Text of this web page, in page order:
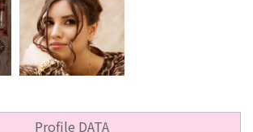
Profile DATA